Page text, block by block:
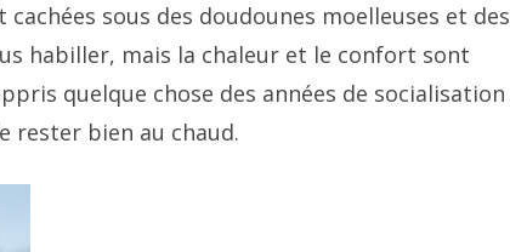
sous des doudounes moelleuses et des
habiller, mais la chaleur et le confort sont
quelque chose des années de socialisation
rester bien au chaud.